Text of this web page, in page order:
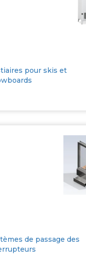
pour skis et
de passage des